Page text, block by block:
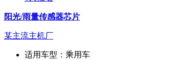
阳光/雨量传感器芯片
某主流主机厂
适用车型： 乘用车